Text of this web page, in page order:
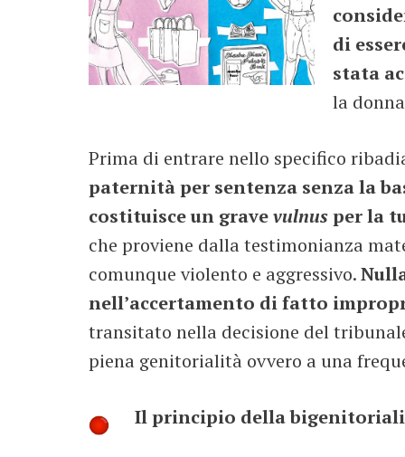
di
stata
la
Prima di entrare nello specifico
paternità per sentenza senza la
costituisce un gravevulnusper la
che proviene dalla testimonianza
comunque violento e aggressivo.
nell’accertamento di fatto
transitato nella decisione del
piena genitorialità ovvero a una
Il principio della